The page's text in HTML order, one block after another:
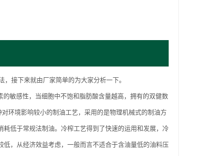
接下来就由厂家简单的为大家分析一下。
的敏感性，当细胞中不饱和脂肪酸含量越高，拥有的双健数
环境影响较小的制油工艺，采用的是物理机械式的制油方
低于常规法制油。冷榨工艺得到了快速的运用和发展，冷
，从经济效益考虑，一般而言不适合于含油量低的油料压